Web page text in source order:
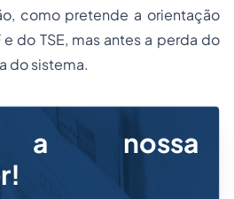
como pretende a orientação
do TSE, mas antes a perda do
do sistema.
a nossa